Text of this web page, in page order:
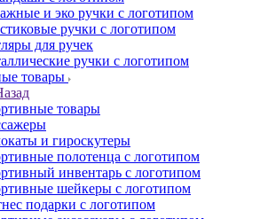
и эко ручки с логотипом
ручки с логотипом
для ручек
ручки с логотипом
товары
товары
и гироскутеры
полотенца с логотипом
инвентарь с логотипом
шейкеры с логотипом
подарки с логотипом